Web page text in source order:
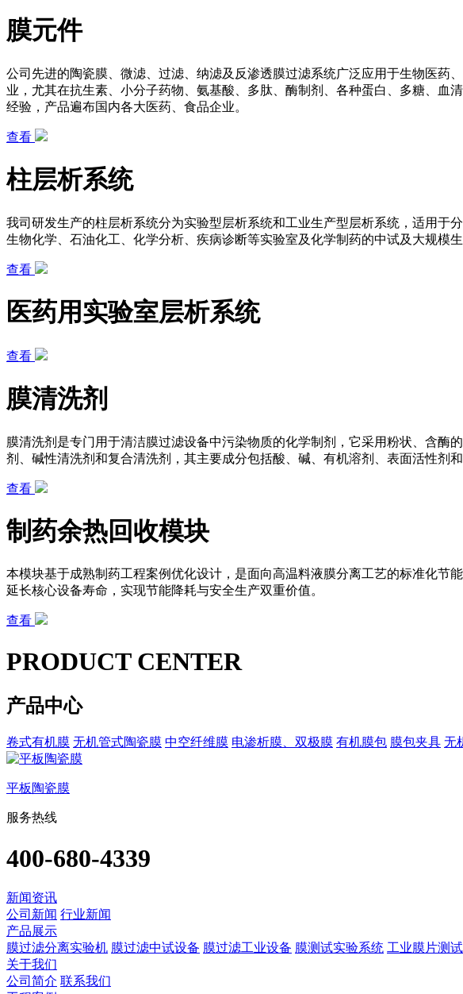
膜元件
公司先进的陶瓷膜、微滤、过滤、纳滤及反渗透膜过滤系统广泛应用于生物医
业，尤其在抗生素、小分子药物、氨基酸、多肽、酶制剂、各种蛋白、多糖、
经验，产品遍布国内各大医药、食品企业。
查看
柱层析系统
我司研发生产的柱层析系统分为实验型层析系统和工业生产型层析系统，适用
生物化学、石油化工、化学分析、疾病诊断等实验室及化学制药的中试及大规模
查看
医药用实验室层析系统
查看
膜清洗剂
膜清洗剂是专门用于清洁膜过滤设备中污染物质的化学制剂，它采用粉状、含
剂、碱性清洗剂和复合清洗剂，其主要成分包括酸、碱、有机溶剂、表面活性剂
查看
制药余热回收模块
本模块基于成熟制药工程案例优化设计，是面向高温料液膜分离工艺的标准化节
延长核心设备寿命，实现节能降耗与安全生产双重价值。
查看
PRODUCT CENTER
产品中心
卷式有机膜 无机管式陶瓷膜 中空纤维膜 电渗析膜、双极膜 有机膜包 膜包夹具 无
平板陶瓷膜
服务热线
400-680-4339
新闻资讯
公司新闻 行业新闻
产品展示
膜过滤分离实验机 膜过滤中试设备 膜过滤工业设备 膜测试实验系统 工业膜片测
关于我们
公司简介 联系我们